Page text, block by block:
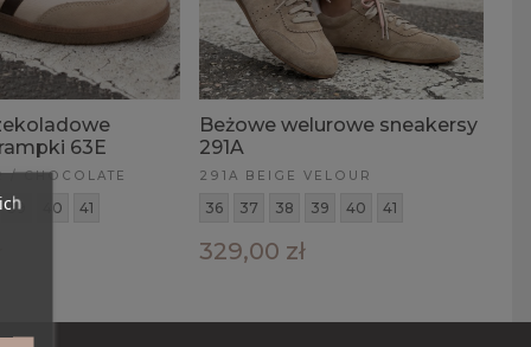
63E
/ CHOCOLATE
39 40 41
Beżowe welurowe sneakersy
291A
291A BEIGE VELOUR
36 37 38 39 40 41
329,00 zł